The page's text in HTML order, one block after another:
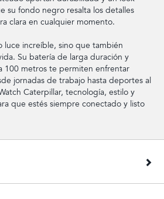
su fondo negro resalta los detalles
clara en cualquier momento.
luce increíble, sino que también
Su batería de larga duración y
100 metros te permiten enfrentar
jornadas de trabajo hasta deportes al
Caterpillar, tecnología, estilo y
que estés siempre conectado y listo